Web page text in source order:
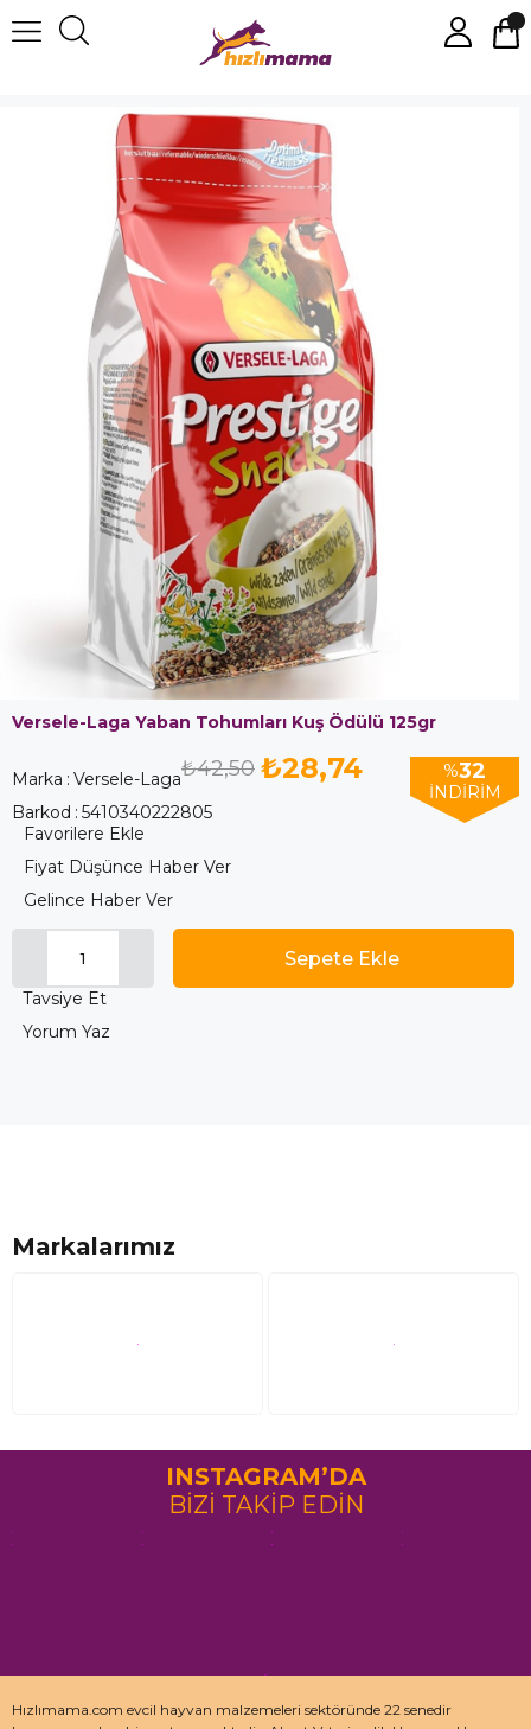
Versele-Laga Yaban Tohumları Kuş Ödülü 125gr
Marka : Versele-Laga %32
İNDIRIM
₺42,50 ₺28,74
Barkod : 5410340222805
Favorilere Ekle
Fiyat Düşünce Haber Ver
Gelince Haber Ver
Tavsiye Et
Yorum Yaz
Markalarımız
INSTAGRAM’DA
BİZİ TAKİP EDİN
Hızlımama.com evcil hayvan malzemeleri sektöründe 22 senedir